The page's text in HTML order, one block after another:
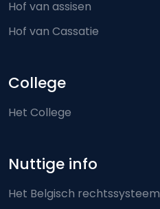
Hof van assisen
Hof van Cassatie
College
Het College
Nuttige info
Het Belgisch rechtssysteem